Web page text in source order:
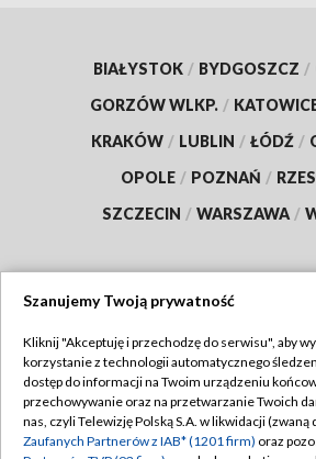
BIAŁYSTOK / BYDGOSZCZ /
GORZÓW WLKP. /
KRAKÓW / LUBLIN / ŁÓDŹ /
OPOLE / POZNAŃ /
SZCZECIN / WARSZAWA /
TVP
Abonament TVP
Emisja w TVP
Regulamin TVP
Polityka
Szanujemy Twoją prywatność
Kliknij "Akceptuję i przechodzę do serwisu", aby
korzystanie z technologii automatycznego
dostęp do informacji na Twoim urządzeniu
przechowywanie oraz na przetwarzanie Twoich
nas, czyli Telewizję Polską S.A. w likwidacji (zwaną
Zaufanych Partnerów z IAB* (1201 firm) oraz